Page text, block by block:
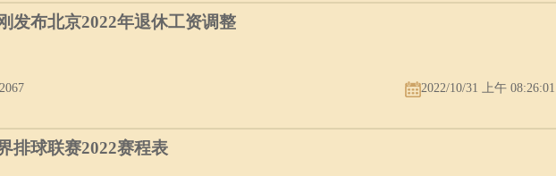
不计较个人的得失，名高于位，贵而不富。
角，外表气派非凡，美丽潇洒，个性虽稍趋内向，但待人热情，也很会交际，展现自己的优点，获取
发布北京2022年退休工资调整
2067 2022/10/31 上午 08:26:01
排球联赛2022赛程表